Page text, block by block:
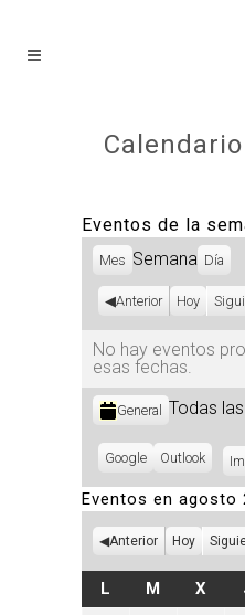
Eventos de la
Mes Semana Día
Anterior Hoy
No hay eventos
esas fechas.
Categorías
General Todas
Subscribe
Google
Subscribe
Outlook
Eventos en agosto
Anterior Hoy
L LUNES
M MARTES
X